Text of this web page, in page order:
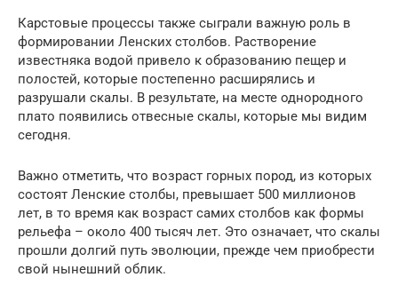
Карстовые процессы также сыграли важную роль в
формировании Ленских столбов. Растворение
известняка водой привело к образованию пещер и
полостей, которые постепенно расширялись и
разрушали скалы. В результате, на месте однородного
плато появились отвесные скалы, которые мы видим
сегодня.
Важно отметить, что возраст горных пород, из которых
состоят Ленские столбы, превышает 500 миллионов
лет, в то время как возраст самих столбов как формы
рельефа – около 400 тысяч лет. Это означает, что скалы
прошли долгий путь эволюции, прежде чем приобрести
свой нынешний облик.